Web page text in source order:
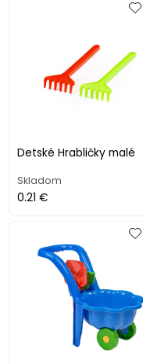
Detské Hrabličky malé
Skladom
0.21 €